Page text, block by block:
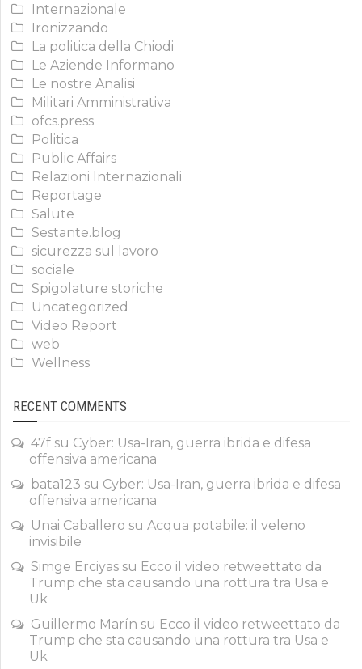
Internazionale
Ironizzando
La politica della Chiodi
Le Aziende Informano
Le nostre Analisi
Militari Amministrativa
ofcs.press
Politica
Public Affairs
Relazioni Internazionali
Reportage
Salute
Sestante.blog
sicurezza sul lavoro
sociale
Spigolature storiche
Uncategorized
Video Report
web
Wellness
RECENT COMMENTS
47f su Cyber: Usa-Iran, guerra ibrida e difesa
offensiva americana
bata123 su Cyber: Usa-Iran, guerra ibrida e difesa
offensiva americana
Unai Caballero su Acqua potabile: il veleno
invisibile
Simge Erciyas su Ecco il video retweettato da
Trump che sta causando una rottura tra Usa e
Uk
Guillermo Marín su Ecco il video retweettato da
Trump che sta causando una rottura tra Usa e
Uk